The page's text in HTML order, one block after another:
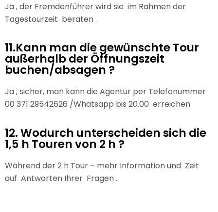
Ja , der Fremdenführer wird sie im Rahmen der
Tagestourzeit beraten .
11.Kann man die gewünschte Tour
außerhalb der Öffnungszeit
buchen/absagen ?
Ja , sicher, man kann die Agentur per Telefonummer
00 371 29542626 /Whatsapp bis 20.00 erreichen
12. Wodurch unterscheiden sich die
1,5 h Touren von 2 h ?
Während der 2 h Tour – mehr Information und Zeit
auf Antworten Ihrer Fragen .